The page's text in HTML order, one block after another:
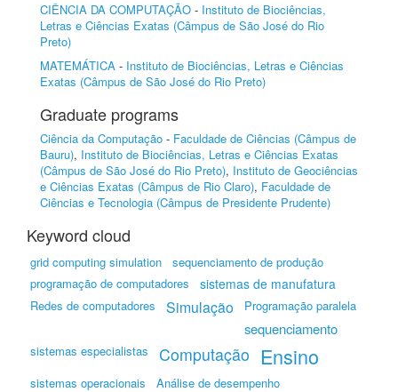
CIÊNCIA DA COMPUTAÇÃO - Instituto de Biociências,
Letras e Ciências Exatas (Câmpus de São José do Rio
Preto)
MATEMÁTICA - Instituto de Biociências, Letras e Ciências
Exatas (Câmpus de São José do Rio Preto)
Graduate programs
Ciência da Computação - Faculdade de Ciências (Câmpus de
Bauru), Instituto de Biociências, Letras e Ciências Exatas
(Câmpus de São José do Rio Preto), Instituto de Geociências
e Ciências Exatas (Câmpus de Rio Claro), Faculdade de
Ciências e Tecnologia (Câmpus de Presidente Prudente)
Keyword cloud
grid computing simulation
sequenciamento de produção
programação de computadores
sistemas de manufatura
Redes de computadores Simulação Programação paralela
sequenciamento
sistemas especialistas Computação Ensino
sistemas operacionais
Análise de desempenho